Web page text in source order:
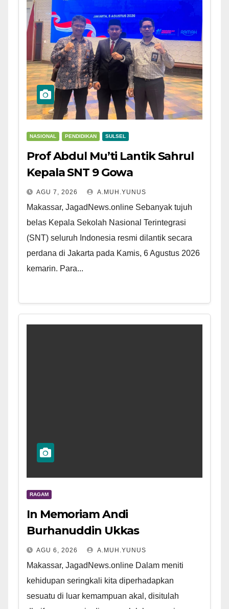
NASIONAL PENDIDIKAN SULSEL
Prof Abdul Mu’ti Lantik Sahrul
Kepala SNT 9 Gowa
AGU 7, 2026 A.MUH.YUNUS
Makassar, JagadNews.online Sebanyak tujuh
belas Kepala Sekolah Nasional Terintegrasi
(SNT) seluruh Indonesia resmi dilantik secara
perdana di Jakarta pada Kamis, 6 Agustus 2026
kemarin. Para...
RAGAM
In Memoriam Andi
Burhanuddin Ukkas
AGU 6, 2026 A.MUH.YUNUS
Makassar, JagadNews.online Dalam meniti
kehidupan seringkali kita diperhadapkan
sesuatu di luar kemampuan akal, disitulah